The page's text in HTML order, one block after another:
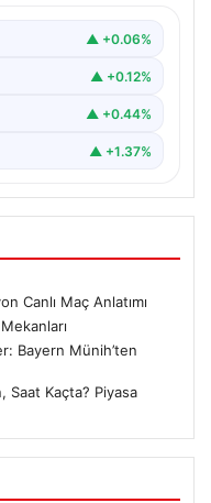
▲ +0.06%
▲ +0.12%
▲ +0.44%
▲ +1.37%
Canlı Maç Anlatımı
Bayern Münih’ten
Saat Kaçta? Piyasa